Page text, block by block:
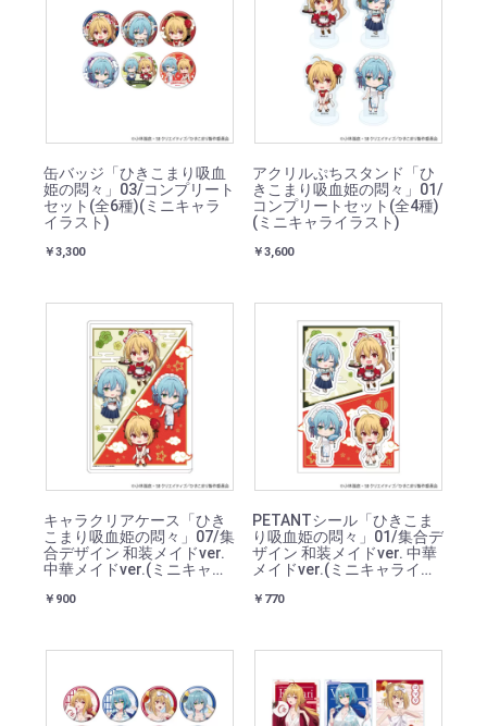
缶バッジ「ひきこまり吸血
姫の悶々」03/コンプリート
セット(全6種)(ミニキャラ
イラスト)
￥3,300
アクリルぷちスタンド「ひ
きこまり吸血姫の悶々」01/
コンプリートセット(全4種)
(ミニキャライラスト)
￥3,600
キャラクリアケース「ひき
こまり吸血姫の悶々」07/集
合デザイン 和装メイドver.
中華メイドver.(ミニキャラ
￥900
PETANTシール「ひきこま
り吸血姫の悶々」01/集合デ
ザイン 和装メイドver. 中華
メイドver.(ミニキャライラ
￥770